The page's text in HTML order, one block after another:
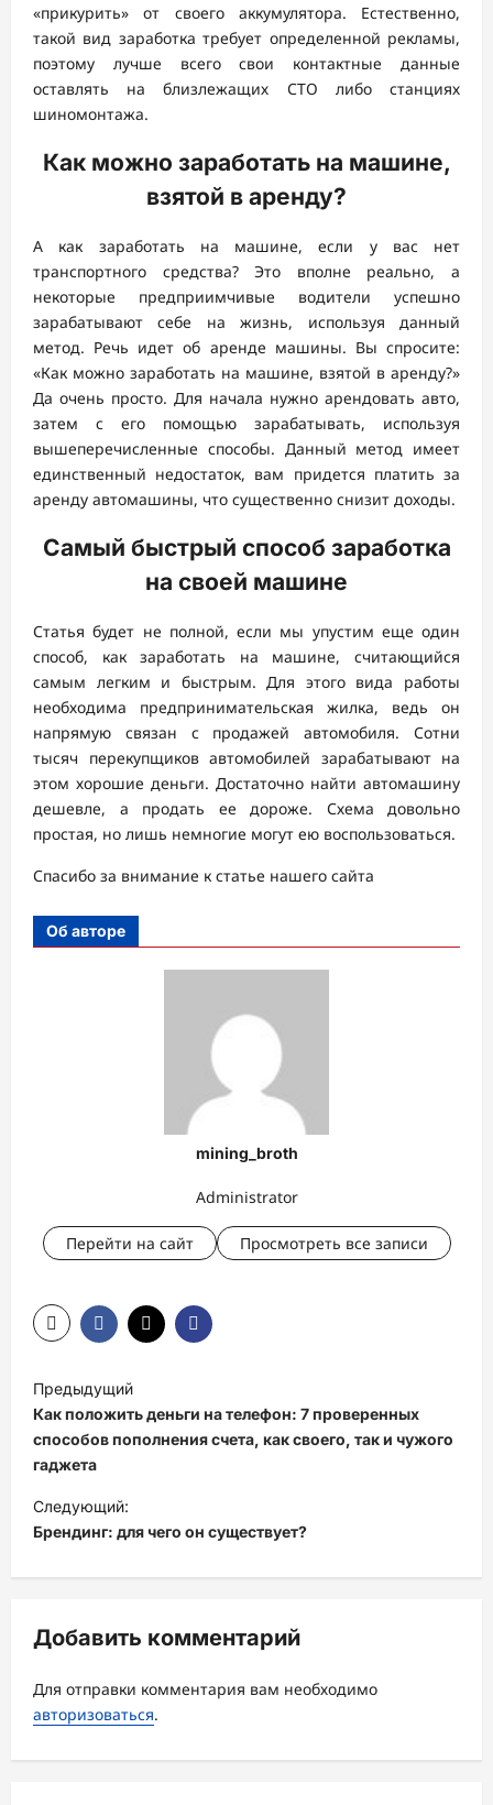
«прикурить» от своего аккумулятора. Естественно,
такой вид заработка требует определенной рекламы,
поэтому лучше всего свои контактные данные
оставлять на близлежащих СТО либо станциях
шиномонтажа.
Как можно заработать на машине,
взятой в аренду?
А как заработать на машине, если у вас нет
транспортного средства? Это вполне реально, а
некоторые предприимчивые водители успешно
зарабатывают себе на жизнь, используя данный
метод. Речь идет об аренде машины. Вы спросите:
«Как можно заработать на машине, взятой в аренду?»
Да очень просто. Для начала нужно арендовать авто,
затем с его помощью зарабатывать, используя
вышеперечисленные способы. Данный метод имеет
единственный недостаток, вам придется платить за
аренду автомашины, что существенно снизит доходы.
Самый быстрый способ заработка
на своей машине
Статья будет не полной, если мы упустим еще один
способ, как заработать на машине, считающийся
самым легким и быстрым. Для этого вида работы
необходима предпринимательская жилка, ведь он
напрямую связан с продажей автомобиля. Сотни
тысяч перекупщиков автомобилей зарабатывают на
этом хорошие деньги. Достаточно найти автомашину
дешевле, а продать ее дороже. Схема довольно
простая, но лишь немногие могут ею воспользоваться.
Спасибо за внимание к статье нашего сайта
Об авторе
mining_broth
Administrator
Перейти на сайт Просмотреть все записи
Н
а
в
и
г
а
ц
я
з
а
Предыдущий
Как положить деньги на телефон: 7 проверенных
способов пополнения счета, как своего, так и чужого
гаджета
Следующий:
Брендинг: для чего он существует?
Добавить комментарий
Для отправки комментария вам необходимо
авторизоваться.